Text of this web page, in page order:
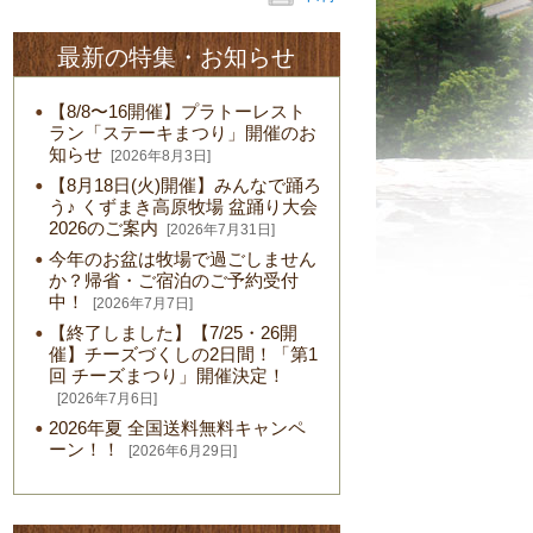
最新の特集・お知らせ
【8/8〜16開催】プラトーレスト
ラン「ステーキまつり」開催のお
知らせ
[2026年8月3日]
【8月18日(火)開催】みんなで踊ろ
う♪ くずまき高原牧場 盆踊り大会
2026のご案内
[2026年7月31日]
今年のお盆は牧場で過ごしません
か？帰省・ご宿泊のご予約受付
中！
[2026年7月7日]
【終了しました】【7/25・26開
催】チーズづくしの2日間！「第1
回 チーズまつり」開催決定！
[2026年7月6日]
2026年夏 全国送料無料キャンペ
ーン！！
[2026年6月29日]